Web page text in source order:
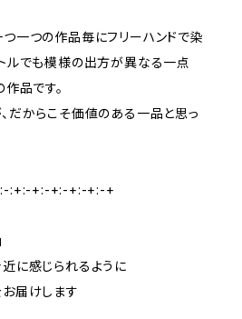
一つの作品毎にフリーハンドで染
ルでも模様の出方が異なる一点
品です。
だからこそ価値のある一品と思っ
:+:-+:-+:-+:-+:-+
に感じられるように
届けします